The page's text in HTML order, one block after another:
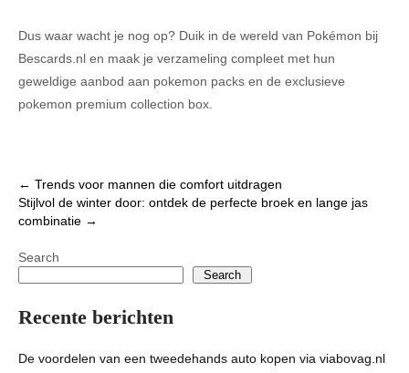
Dus waar wacht je nog op? Duik in de wereld van Pokémon bij
Bescards.nl en maak je verzameling compleet met hun
geweldige aanbod aan pokemon packs en de exclusieve
pokemon premium collection box.
Post
navigation
← Trends voor mannen die comfort uitdragen
Stijlvol de winter door: ontdek de perfecte broek en lange jas
combinatie →
Search
Search
Recente berichten
De voordelen van een tweedehands auto kopen via viabovag.nl